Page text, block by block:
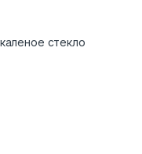
стекло